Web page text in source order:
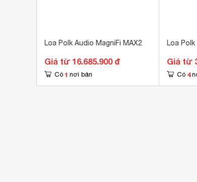
Loa Polk Audio MagniFi MAX2
Giá từ 16.685.900 đ
Có 1 nơi bán
Loa
Giá từ
Có 4